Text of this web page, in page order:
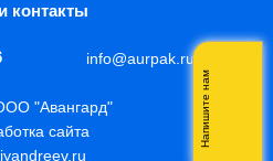
контакты
info@aurpak.ru
"Авангард"
сайта
Напишите нам